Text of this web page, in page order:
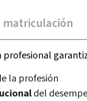
la profesión
del